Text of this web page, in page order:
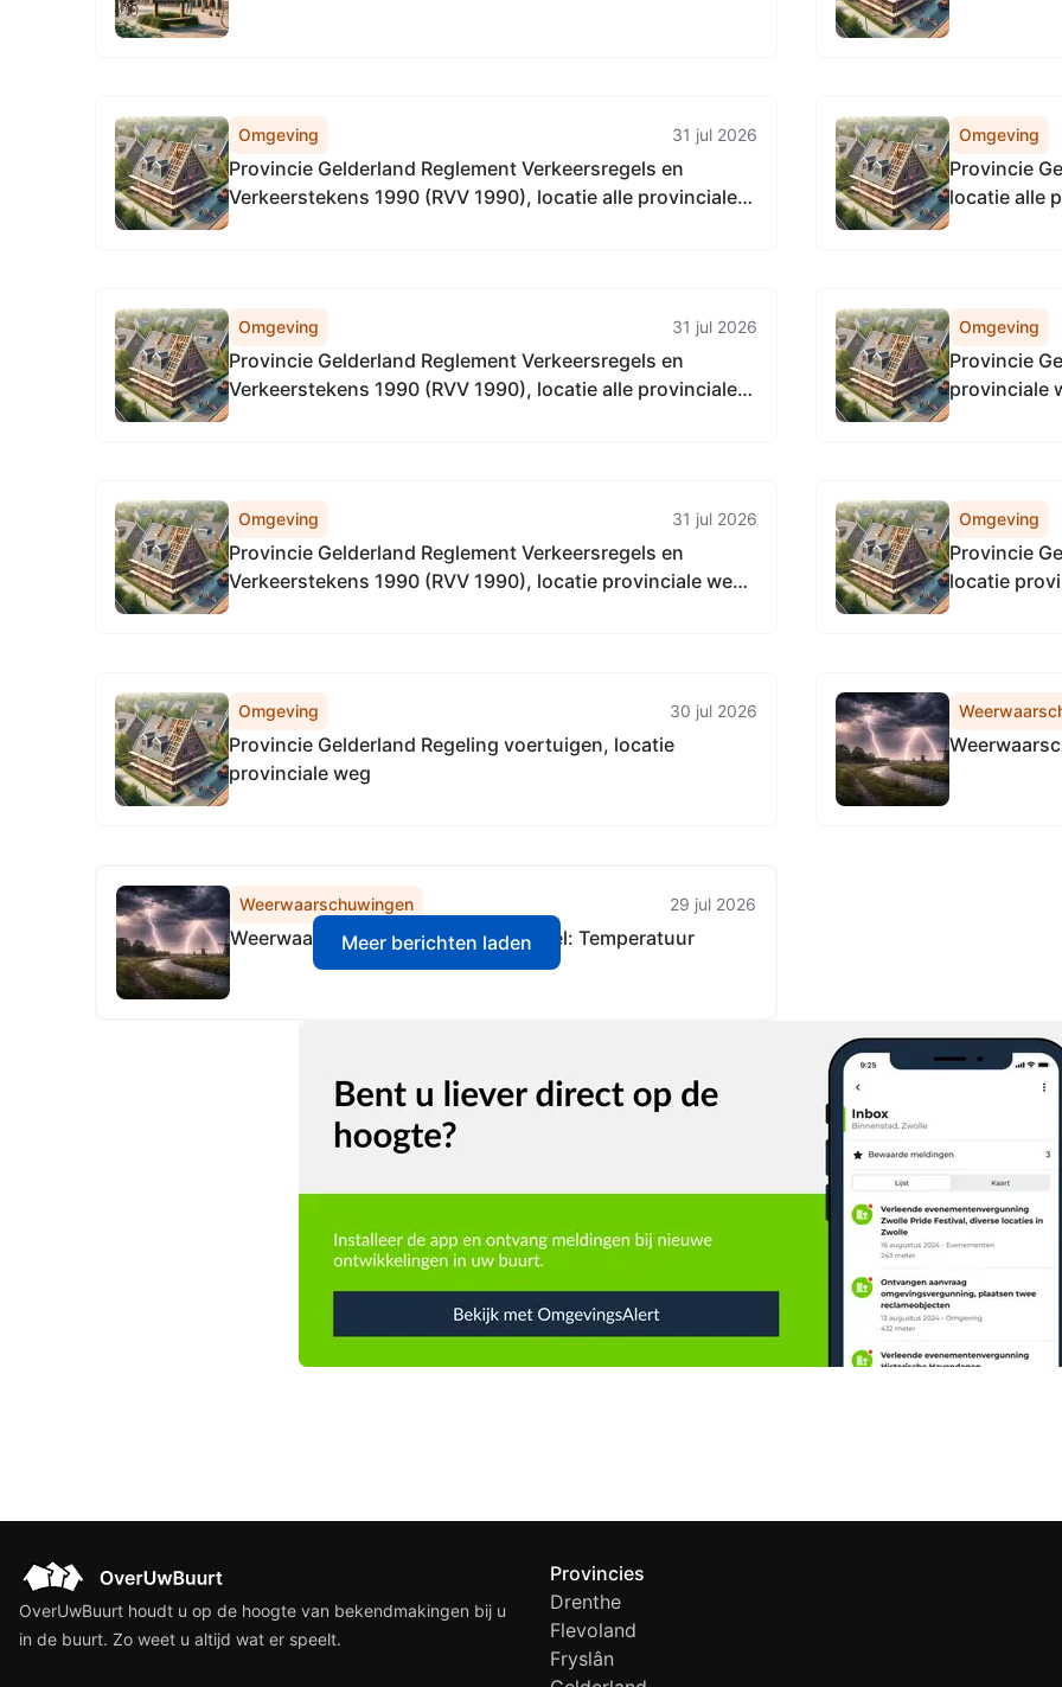
Omgeving 31 jul 2026
Provincie Gelderland Reglement Verkeersregels en
Verkeerstekens 1990 (RVV 1990), locatie alle provinciale
Omgeving
Provincie
locatie alle
Omgeving 31 jul 2026
Provincie Gelderland Reglement Verkeersregels en
Verkeerstekens 1990 (RVV 1990), locatie alle provinciale
Omgeving
Provincie
provinciale
Omgeving 31 jul 2026
Provincie Gelderland Reglement Verkeersregels en
Verkeerstekens 1990 (RVV 1990), locatie provinciale weg
Omgeving
Provincie
locatie
Omgeving 30 jul 2026
Provincie Gelderland Regeling voertuigen, locatie
provinciale weg
Weerwaarschuwingen 29 jul 2026
Weerwaarschuwing KNMI - code geel: Temperatuur
Meer berichten laden
OverUwBuurt houdt u op de hoogte van bekendmakingen bij u
in de buurt. Zo weet u altijd wat er speelt.
Provincies
Drenthe
Flevoland
Fryslân